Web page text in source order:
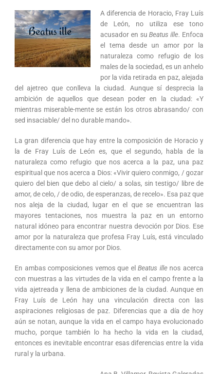
A diferencia de Horacio, Fray Luís
de León, no utiliza ese tono
acusador en suBeatus ille. Enfoca
el tema desde un amor por la
naturaleza como refugio de los
males de la sociedad, es un anhelo
por la vida retirada en paz, alejada
del ajetreo que conlleva la ciudad. Aunque sí desprecia la
ambición de aquellos que desean poder en la ciudad: «Y
mientras miserable-mente se están los otros abrasando/ con
sed insaciable/ del no durable mando».
La gran diferencia que hay entre la composición de Horacio y
la de Fray Luís de León es, que el segundo, habla de la
naturaleza como refugio que nos acerca a la paz, una paz
espiritual que nos acerca a Dios: «Vivir quiero conmigo, / gozar
quiero del bien que debo al cielo/ a solas, sin testigo/ libre de
amor, de celo, / de odio, de esperanzas, de recelo». Esa paz que
nos aleja de la ciudad, lugar en el que se encuentran las
mayores tentaciones, nos muestra la paz en un entorno
natural idóneo para encontrar nuestra devoción por Dios. Ese
amor por la naturaleza que profesa Fray Luís, está vinculado
directamente con su amor por Dios.
En ambas composiciones vemos que elBeatus illenos acerca
con muestras a las virtudes de la vida en el campo frente a la
vida ajetreada y llena de ambiciones de la ciudad. Aunque en
Fray Luís de León hay una vinculación directa con las
aspiraciones religiosas de paz. Diferencias que a día de hoy
aún se notan, aunque la vida en el campo haya evolucionado
mucho, porque también lo ha hecho la vida en la ciudad,
entonces es inevitable encontrar esas diferencias entre la vida
rural y la urbana.